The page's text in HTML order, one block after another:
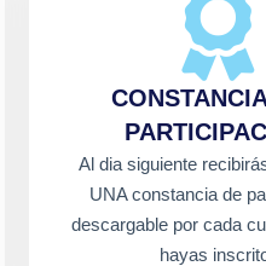
Al dia siguiente
UNA constancia de
descargable por cada
hayas